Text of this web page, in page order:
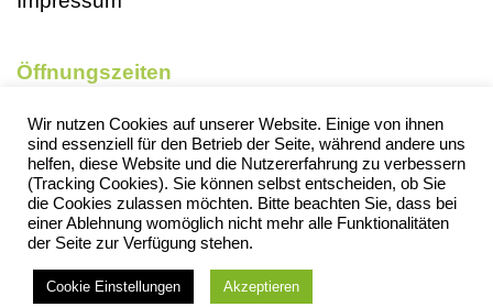
Öffnungszeiten
Mo, So und Feiertags geschlossen
Di 9-18 Uhr
Mi 13-18 Uhr
Do 13-18 Uhr
Fr 13-18 Uhr
Sa 9-13 Uhr
Wir nutzen Cookies auf unserer Website. Einige von ihnen
sind essenziell für den Betrieb der Seite, während andere uns
helfen, diese Website und die Nutzererfahrung zu verbessern
(Tracking Cookies). Sie können selbst entscheiden, ob Sie
die Cookies zulassen möchten. Bitte beachten Sie, dass bei
einer Ablehnung womöglich nicht mehr alle Funktionalitäten
der Seite zur Verfügung stehen.
Cookie Einstellungen Akzeptieren